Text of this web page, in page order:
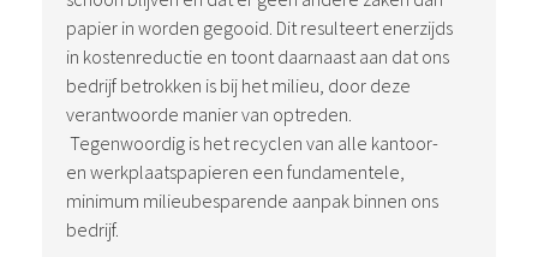
papier in worden gegooid. Dit resulteert enerzijds
in kostenreductie en toont daarnaast aan dat ons
bedrijf betrokken is bij het milieu, door deze
verantwoorde manier van optreden.
Tegenwoordig is het recyclen van alle kantoor-
en werkplaatspapieren een fundamentele,
minimum milieubesparende aanpak binnen ons
bedrijf.